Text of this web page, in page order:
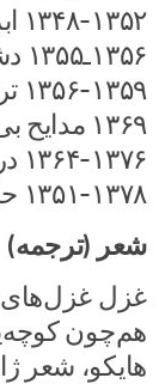
۱۳۴۸-۱۳۵۲ ابراهیم در آتش
۱۳۵۶ـ۱۳۵۵ دشنه در دیس
۱۳۵۶-۱۳۵۹ ترانه‌های کوچک غربت
۱۳۶۹ مدایح بی‌صله
۱۳۶۴-۱۳۷۶ در آستانه
۱۳۵۱-۱۳۷۸ حدیث بیقراری ماهان
شعر (ترجمه)
غزل غزل‌های
هم‌چون کوچه‌یی
هایکو، شعر